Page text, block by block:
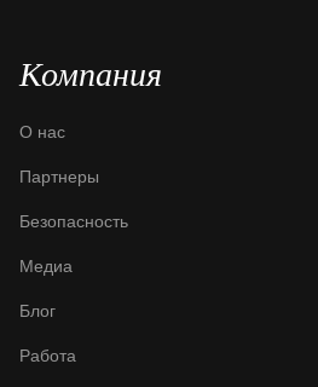
Компания
О нас
Партнеры
Безопасность
Медиа
Блог
Работа